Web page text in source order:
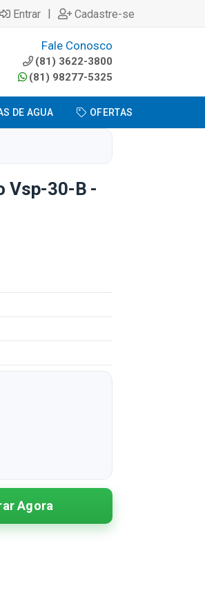
Entrar | Cadastre-se
Fale Conosco
(81) 3622-3800
(81) 98277-5325
DE AGUA OFERTAS
Vsp-30-B -
Agora